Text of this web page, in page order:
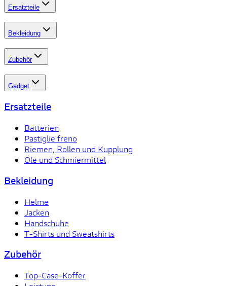
Ersatzteile
Bekleidung
Zubehör
Gadget
Ersatzteile
Batterien
Pastiglie freno
Riemen, Rollen und Kupplung
Öle und Schmiermittel
Bekleidung
Helme
Jacken
Handschuhe
T-Shirts und Sweatshirts
Zubehör
Top-Case-Koffer